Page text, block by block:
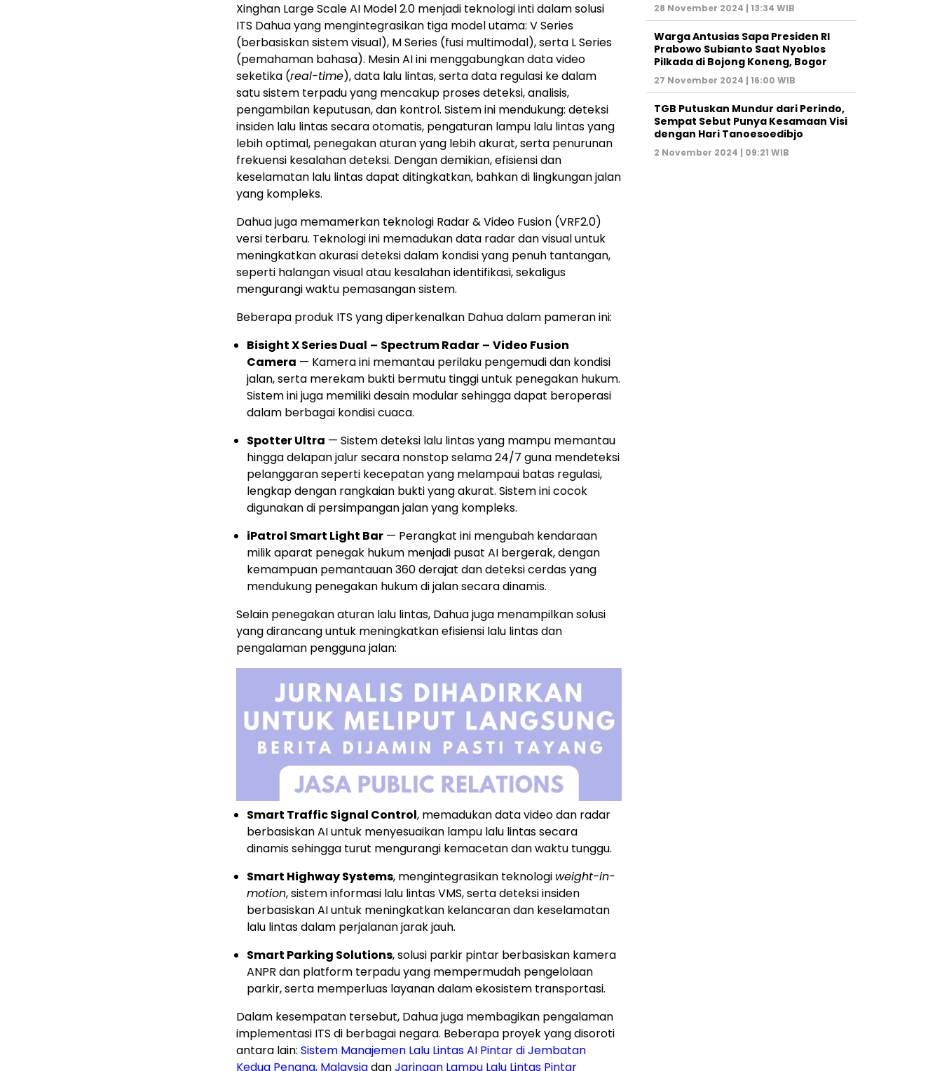
Xinghan Large Scale AI Model 2.0 menjadi teknologi inti dalam solusi
ITS Dahua yang mengintegrasikan tiga model utama: V Series
(berbasiskan sistem visual), M Series (fusi multimodal), serta L Series
(pemahaman bahasa). Mesin AI ini menggabungkan data video
seketika (real-time), data lalu lintas, serta data regulasi ke dalam
satu sistem terpadu yang mencakup proses deteksi, analisis,
pengambilan keputusan, dan kontrol. Sistem ini mendukung: deteksi
insiden lalu lintas secara otomatis, pengaturan lampu lalu lintas yang
lebih optimal, penegakan aturan yang lebih akurat, serta penurunan
frekuensi kesalahan deteksi. Dengan demikian, efisiensi dan
keselamatan lalu lintas dapat ditingkatkan, bahkan di lingkungan jalan
yang kompleks.
Dahua juga memamerkan teknologi Radar & Video Fusion (VRF2.0)
versi terbaru. Teknologi ini memadukan data radar dan visual untuk
meningkatkan akurasi deteksi dalam kondisi yang penuh tantangan,
seperti halangan visual atau kesalahan identifikasi, sekaligus
mengurangi waktu pemasangan sistem.
Beberapa produk ITS yang diperkenalkan Dahua dalam pameran ini:
Bisight X Series Dual – Spectrum Radar – Video Fusion
Camera — Kamera ini memantau perilaku pengemudi dan kondisi
jalan, serta merekam bukti bermutu tinggi untuk penegakan hukum.
Sistem ini juga memiliki desain modular sehingga dapat beroperasi
dalam berbagai kondisi cuaca.
Spotter Ultra — Sistem deteksi lalu lintas yang mampu memantau
hingga delapan jalur secara nonstop selama 24/7 guna mendeteksi
pelanggaran seperti kecepatan yang melampaui batas regulasi,
lengkap dengan rangkaian bukti yang akurat. Sistem ini cocok
digunakan di persimpangan jalan yang kompleks.
iPatrol Smart Light Bar — Perangkat ini mengubah kendaraan
milik aparat penegak hukum menjadi pusat AI bergerak, dengan
kemampuan pemantauan 360 derajat dan deteksi cerdas yang
mendukung penegakan hukum di jalan secara dinamis.
Selain penegakan aturan lalu lintas, Dahua juga menampilkan solusi
yang dirancang untuk meningkatkan efisiensi lalu lintas dan
pengalaman pengguna jalan:
Smart Traffic Signal Control, memadukan data video dan radar
berbasiskan AI untuk menyesuaikan lampu lalu lintas secara
dinamis sehingga turut mengurangi kemacetan dan waktu tunggu.
Smart Highway Systems, mengintegrasikan teknologi weight-in-
motion, sistem informasi lalu lintas VMS, serta deteksi insiden
berbasiskan AI untuk meningkatkan kelancaran dan keselamatan
lalu lintas dalam perjalanan jarak jauh.
Smart Parking Solutions, solusi parkir pintar berbasiskan kamera
ANPR dan platform terpadu yang mempermudah pengelolaan
parkir, serta memperluas layanan dalam ekosistem transportasi.
Dalam kesempatan tersebut, Dahua juga membagikan pengalaman
implementasi ITS di berbagai negara. Beberapa proyek yang disoroti
antara lain: Sistem Manajemen Lalu Lintas AI Pintar di Jembatan
Kedua Penang, MalaysiadanJaringan Lampu Lalu Lintas Pintar
28 November 2024 | 13:34 WIB
Warga Antusias Sapa Presiden RI
Prabowo Subianto Saat Nyoblos
Pilkada di Bojong Koneng, Bogor
27 November 2024 | 16:00 WIB
TGB Putuskan Mundur dari Perindo,
Sempat Sebut Punya Kesamaan Visi
dengan Hari Tanoesoedibjo
2 November 2024 | 09:21 WIB